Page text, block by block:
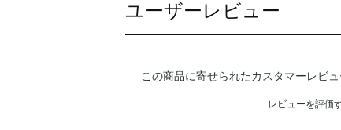
ユーザーレビュー
この商品に寄せられたカスタマーレビュ
レビューを評価